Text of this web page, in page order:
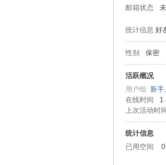
邮箱状态
统计信息 好
性别 保密
活跃概况
用户组 新手
在线时间
1
上次活动时间
统计信息
已用空间